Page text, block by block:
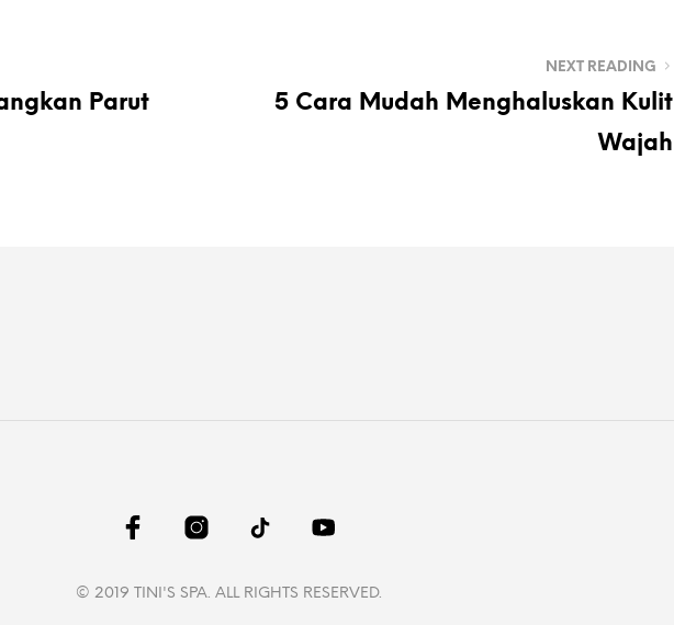
Parut
NEXT READING
5 Cara Mudah Menghaluskan Kulit
Wajah
© 2019 TINI'S SPA. ALL RIGHTS RESERVED.